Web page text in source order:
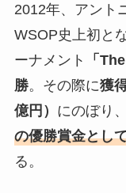
2012年、アント
WSOP史上初と
ーナメント
「
勝。その際に獲
億円） にのぼり
の優勝賞金とし
る。